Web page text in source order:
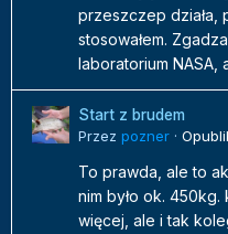
przeszczep działa,
stosowałem.
laboratorium NASA,
Start z brudem
Przez pozner ·
To prawda, ale to
nim było ok. 450kg.
więcej, ale i tak